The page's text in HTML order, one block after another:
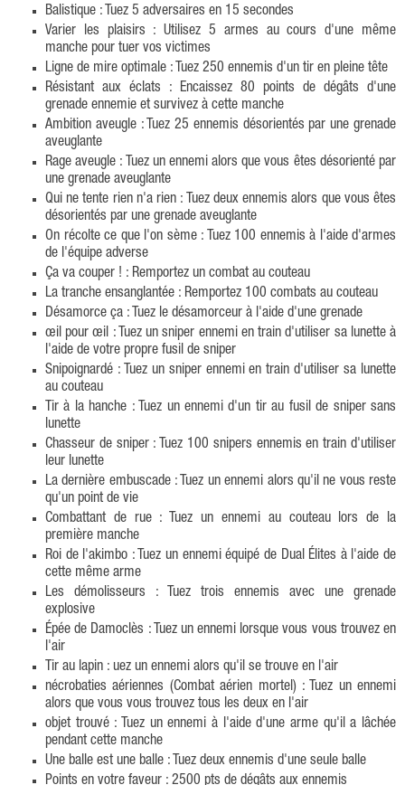
Balistique : Tuez 5 adversaires en 15 secondes
Varier les plaisirs : Utilisez 5 armes au cours d'une même
manche pour tuer vos victimes
Ligne de mire optimale : Tuez 250 ennemis d'un tir en pleine tête
Résistant aux éclats : Encaissez 80 points de dégâts d'une
grenade ennemie et survivez à cette manche
Ambition aveugle : Tuez 25 ennemis désorientés par une grenade
aveuglante
Rage aveugle : Tuez un ennemi alors que vous êtes désorienté par
une grenade aveuglante
Qui ne tente rien n'a rien : Tuez deux ennemis alors que vous êtes
désorientés par une grenade aveuglante
On récolte ce que l'on sème : Tuez 100 ennemis à l'aide d'armes
de l'équipe adverse
Ça va couper ! : Remportez un combat au couteau
La tranche ensanglantée : Remportez 100 combats au couteau
Désamorce ça : Tuez le désamorceur à l'aide d'une grenade
œil pour œil : Tuez un sniper ennemi en train d'utiliser sa lunette à
l'aide de votre propre fusil de sniper
Snipoignardé : Tuez un sniper ennemi en train d'utiliser sa lunette
au couteau
Tir à la hanche : Tuez un ennemi d'un tir au fusil de sniper sans
lunette
Chasseur de sniper : Tuez 100 snipers ennemis en train d'utiliser
leur lunette
La dernière embuscade : Tuez un ennemi alors qu'il ne vous reste
qu'un point de vie
Combattant de rue : Tuez un ennemi au couteau lors de la
première manche
Roi de l'akimbo : Tuez un ennemi équipé de Dual Élites à l'aide de
cette même arme
Les démolisseurs : Tuez trois ennemis avec une grenade
explosive
Épée de Damoclès : Tuez un ennemi lorsque vous vous trouvez en
l'air
Tir au lapin : uez un ennemi alors qu'il se trouve en l'air
nécrobaties aériennes (Combat aérien mortel) : Tuez un ennemi
alors que vous vous trouvez tous les deux en l'air
objet trouvé : Tuez un ennemi à l'aide d'une arme qu'il a lâchée
pendant cette manche
Une balle est une balle : Tuez deux ennemis d'une seule balle
Points en votre faveur : 2500 pts de dégâts aux ennemis